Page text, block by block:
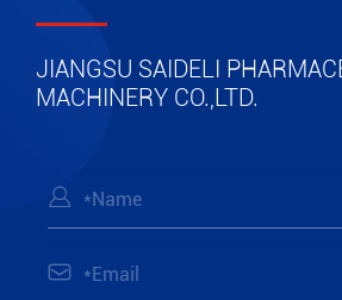
JIANGSU SAIDELI
MACHINERY CO.,LTD.

